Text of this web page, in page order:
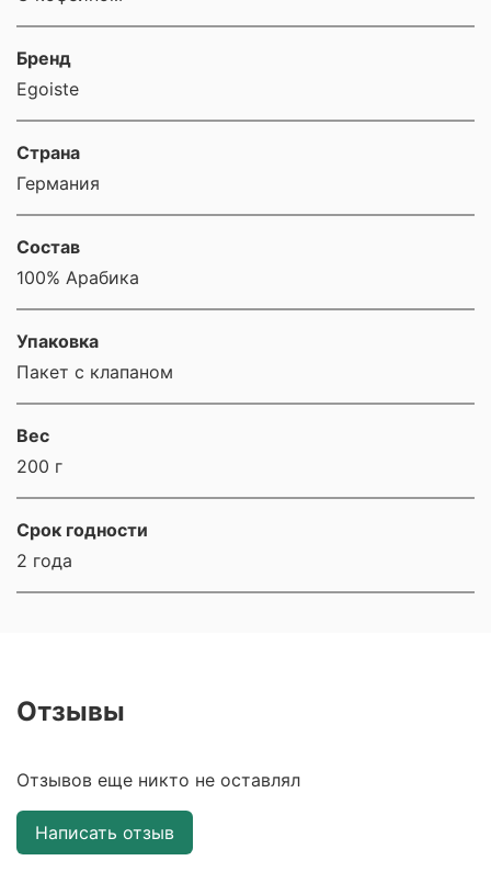
Бренд
Egoiste
Страна
Германия
Состав
100% Арабика
Упаковка
Пакет с клапаном
Вес
200 г
Срок годности
2 года
Отзывы
Отзывов еще никто не оставлял
Написать отзыв